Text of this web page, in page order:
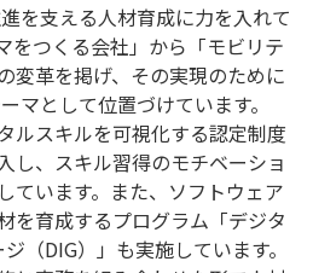
を支える人材育成に力を入れて
をつくる会社」から「モビリテ
変革を掲げ、その実現のために
マとして位置づけています。
ルスキルを可視化する認定制度
し、スキル習得のモチベーショ
ています。また、ソフトウェア
を育成するプログラム「デジタ
（DIG）」も実施しています。